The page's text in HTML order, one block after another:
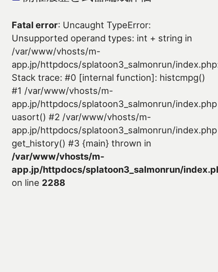
Fatal error: Uncaught TypeError:
Unsupported operand types: int + string in
/var/www/vhosts/m-
app.jp/httpdocs/splatoon3_salmonrun/
Stack trace: #0 [internal function]: histcmpg()
#1 /var/www/vhosts/m-
app.jp/httpdocs/splatoon3_salmonrun/
uasort() #2 /var/www/vhosts/m-
app.jp/httpdocs/splatoon3_salmonrun/
get_history() #3 {main} thrown in
/var/www/vhosts/m-
app.jp/httpdocs/splatoon3_salmonrun/
on line 2288